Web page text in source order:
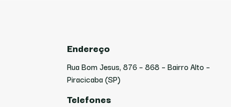
Endereço
Rua Bom Jesus, 876 – 868 – Bairro Alto –
Piracicaba (SP)
Telefones